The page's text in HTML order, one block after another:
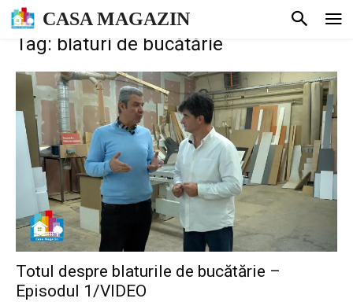
CASA MAGAZIN
Tag: blaturi de bucătărie
Totul despre blaturile de bucătărie –
Episodul 1/VIDEO